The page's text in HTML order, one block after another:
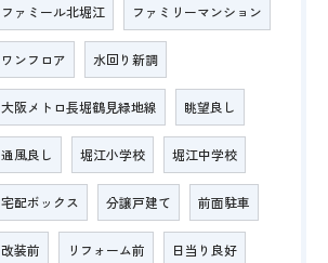
ファミール北堀江 ファミリーマンション
ワンフロア 水回り新調
大阪メトロ長堀鶴見緑地線 眺望良し
通風良し 堀江小学校 堀江中学校
宅配ボックス 分譲戸建て 前面駐車
改装前 リフォーム前 日当り良好